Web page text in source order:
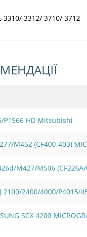
3310/ 3312/ 3710/ 3712
Р1566 HD Mitsubishi
M452 (CF400-403)
M427/M506 (CF226A/
2400/4000/P4015/
SCX 4200